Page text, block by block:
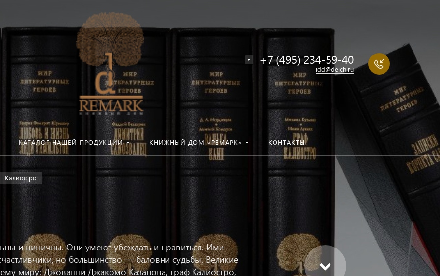
+7 (495) 234-59-40
idd@deich.ru
КАТАЛОГ НАШЕЙ ПРОДУКЦИИ КНИЖНЫЙ ДОМ «РЕМАРК» КОНТАКТЫ
Калиостро
и циничны. Они умеют убеждать и нравиться. Ими
но большинство — баловни судьбы. Великие
миру: Джованни Джакомо Казанова, граф Калиостро,